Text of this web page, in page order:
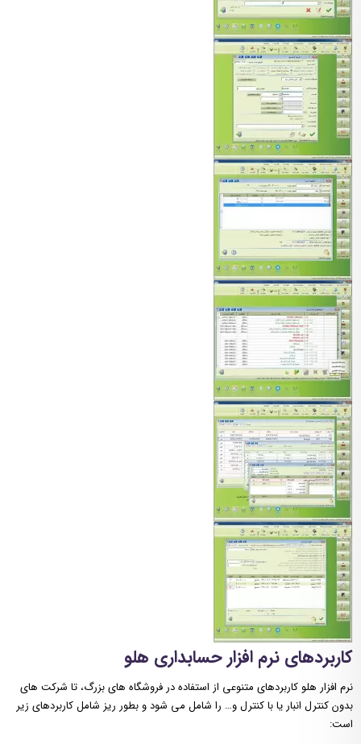
کاربردهای نرم افزار حسابداری هلو
نرم افزار هلو کاربردهای متنوعی از استفاده در فروشگاه های بزرگ، تا شرکت های
بدون کنترل انبار یا با کنترل و… را شامل می شود و بطور ریز شامل کاربردهای زیر
است: